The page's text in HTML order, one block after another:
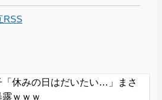
RSS
「休みの日はだいたい…」まさ
ｗｗｗ